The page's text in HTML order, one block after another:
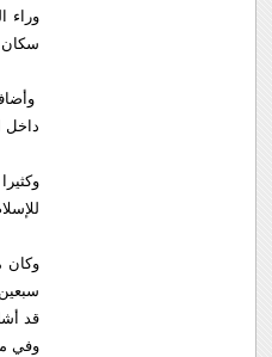
وراء
سكان
داخل
وكان
قد
وفي